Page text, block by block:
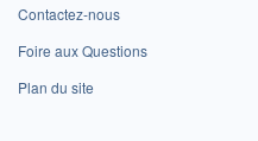
Contactez-nous
Foire aux Questions
Plan du site